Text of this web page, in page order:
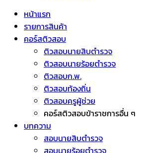
หน้าแรก
รายการสินค้า
คอร์สติวสอบ
ติวสอบนายสิบตำรวจ
ติวสอบนายร้อยตำรวจ
ติวสอบก.พ.
ติวสอบท้องถิ่น
ติวสอบครูผู้ช่วย
คอร์สติวสอบข้าราชการอื่น ๆ
บทความ
สอบนายสิบตำรวจ
สอบนายร้อยตำรวจ